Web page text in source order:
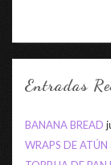
Entradas
BANANA BREAD
WRAPS DE ATÚN